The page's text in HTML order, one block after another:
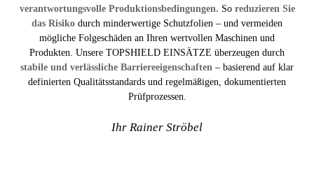
verantwortungsvolle Produktionsbedingungen. So reduzieren Sie
das Risiko durch minderwertige Schutzfolien – und vermeiden
mögliche Folgeschäden an Ihren wertvollen Maschinen und
Produkten. Unsere TOPSHIELD EINSÄTZE überzeugen durch
stabile und verlässliche Barriereeigenschaften – basierend auf klar
definierten Qualitätsstandards und regelmäßigen, dokumentierten
Prüfprozessen.
Ihr Rainer Ströbel